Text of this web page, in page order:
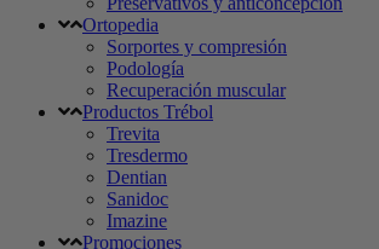
Ortopedia
Sorportes y compresión
Podología
Recuperación muscular
Productos Trébol
Trevita
Tresdermo
Dentian
Sanidoc
Imazine
Promociones